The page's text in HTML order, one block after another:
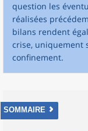
question les
réalisées
bilans rendent
crise, uniquement
confinement.
SOMMAIRE